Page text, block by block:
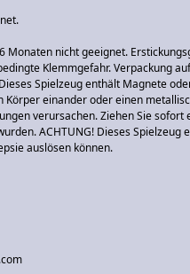
Monaten nicht geeignet.
Klemmgefahr. Verpackung
Spielzeug enthält Magnete
Körper einander oder einen
verursachen. Ziehen Sie sofort
ACHTUNG! Dieses Spielzeug
auslösen können.